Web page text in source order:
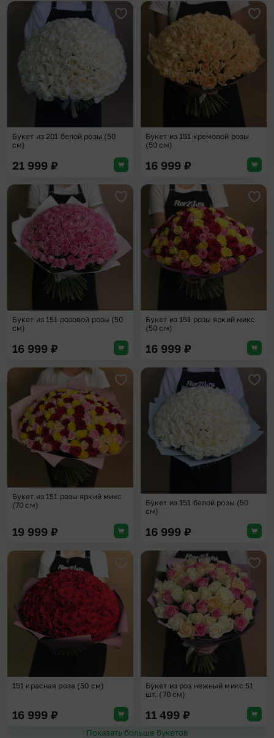
Добавить в избранное
Букет из 201 белой розы (50
см)
21 999 ₽
Букет из 151 кремовой розы
(50 см)
16 999 ₽
Добавить в избранное
Букет из 151 розовой розы (50
см)
16 999 ₽
Букет из 151 розы яркий микс
(50 см)
16 999 ₽
Добавить в избранное
Букет из 151 розы яркий микс
(70 см)
19 999 ₽
Букет из 151 белой розы (50
см)
16 999 ₽
Добавить в избранное
151 красная роза (50 см)
16 999 ₽
Букет из роз нежный микс 51
шт. (70 см)
11 499 ₽
Показать больше букетов